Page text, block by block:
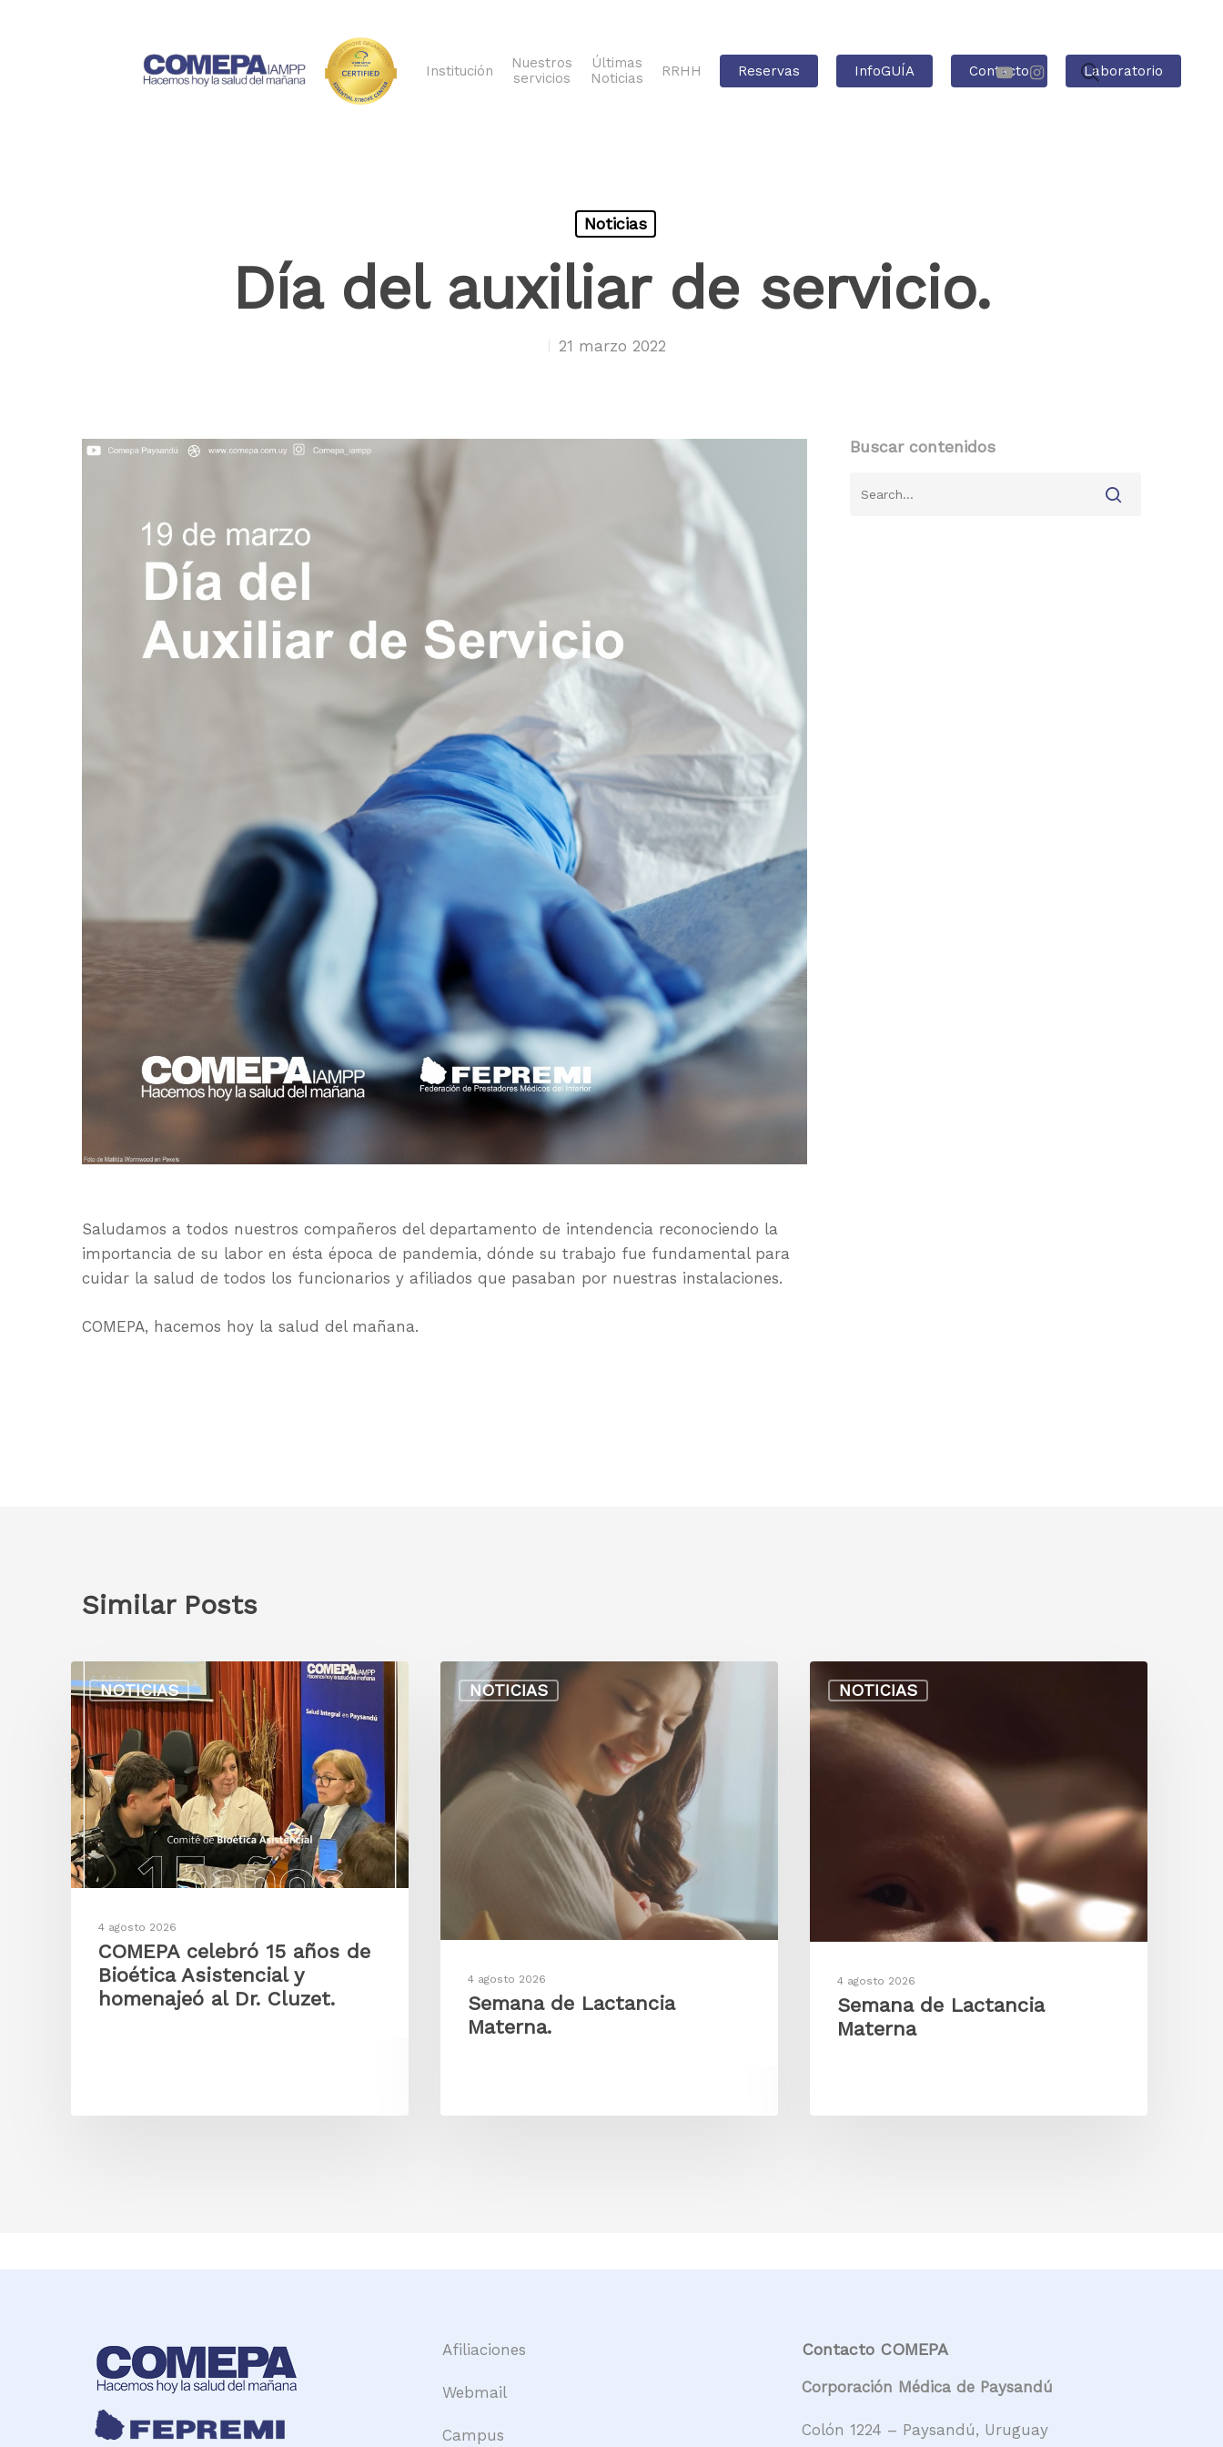
Institución
Nuestros
servicios
Últimas
Noticias
RRHH Reservas InfoGUÍA Contacto Laboratorio
Noticias
Día del auxiliar de servicio.
21 marzo 2022
Saludamos a todos nuestros compañeros del departamento de intendencia reconociendo la
importancia de su labor en ésta época de pandemia, dónde su trabajo fue fundamental para
cuidar la salud de todos los funcionarios y afiliados que pasaban por nuestras instalaciones.
COMEPA, hacemos hoy la salud del mañana.
Buscar contenidos
Similar Posts
NOTICIAS
4 agosto 2026
COMEPA celebró 15 años de
Bioética Asistencial y
homenajeó al Dr. Cluzet.
NOTICIAS
4 agosto 2026
Semana de Lactancia
Materna.
NOTICIAS
4 agosto 2026
Semana de Lactancia
Materna
Afiliaciones
Webmail
Campus
Contacto COMEPA
Corporación Médica de Paysandú
Colón 1224 – Paysandú, Uruguay